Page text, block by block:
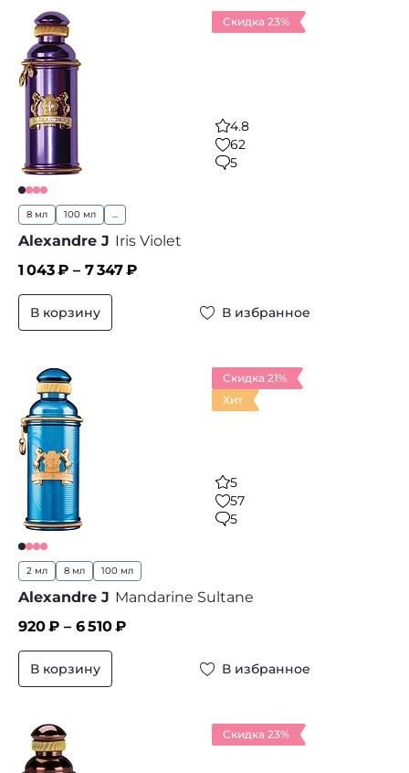
Скидка 23%
4.8
62
5
8 мл 100 мл ...
Alexandre J Iris Violet
1 043₽ – 7 347₽
В корзину В избранное
Скидка 21%
Хит
5
57
5
2 мл 8 мл 100 мл
Alexandre J Mandarine Sultane
920₽ – 6 510₽
В корзину В избранное
Скидка 23%